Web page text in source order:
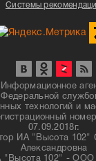
Системы
Федеральной
технологий и
07.09.2018г.
ИА "Высота 102"
Александровна
"Высота 102" -